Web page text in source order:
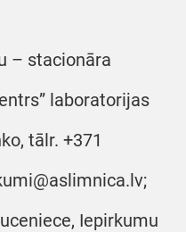
– stacionāra
laboratorijas
tālr. +371
Iepirkumu